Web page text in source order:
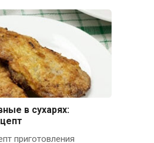
в сухарях:
приготовления